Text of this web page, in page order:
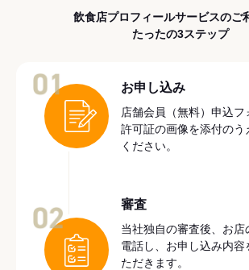
飲食店プロフィールサービスのご
たったの3ステップ
お申し込み
店舗会員（無料）申込
許可証の画像を添付のう
ください。
審査
当社独自の審査後、お店
電話し、お申し込み内
ただきます。